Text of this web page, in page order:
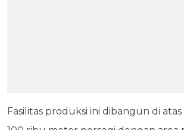
Fasilitas produksi ini dibangun di